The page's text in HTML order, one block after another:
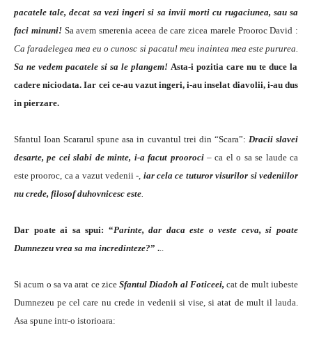
pacatele tale, decat sa vezi ingeri si sa invii morti cu rugaciunea, sau sa
faci minuni!Sa avem smerenia aceea de care zicea marele Prooroc David :
Ca faradelegea mea eu o cunosc si pacatul meu inaintea mea este pururea.
Sa ne vedem pacatele si sa le plangem! Asta-i pozitia care nu te duce la
cadere niciodata. Iar cei ce-au vazut ingeri, i-au inselat diavolii, i-au dus
in pierzare.
Sfantul Ioan Scararul spune asa in cuvantul trei din “Scara”: Dracii slavei
desarte, pe cei slabi de minte, i-a facut prooroci – ca el o sa se laude ca
este prooroc, ca a vazut vedenii -, iar cela ce tuturor visurilor si vedeniilor
nu crede, filosof duhovnicesc este
Dar poate ai sa spui: “Parinte, dar daca este o veste ceva, si poate
Dumnezeu vrea sa ma incredinteze?” .
Si acum o sa va arat ce ziceSfantul Diadoh al Foticeei, cat de mult iubeste
Dumnezeu pe cel care nu crede in vedenii si vise, si atat de mult il lauda.
Asa spune intr-o istorioara: